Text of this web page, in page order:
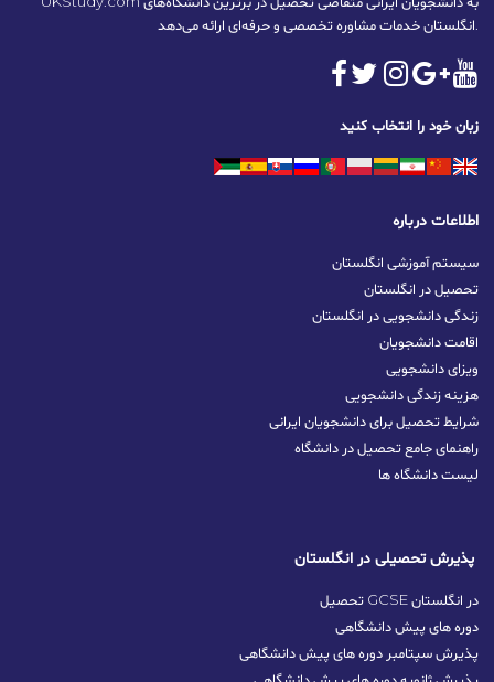
انگلستان خدمات مشاوره تخصصی و حرفه‌ای ارائه می‌دهد.
زبان خود را انتخاب کنید
اطلاعات درباره
سیستم آموزشی انگلستان
تحصیل در انگلستان
زندگی دانشجویی در انگلستان
اقامت دانشجویان
ویزای دانشجویی
هزینه زندگی دانشجویی
شرایط تحصیل برای دانشجویان ایرانی
راهنمای جامع تحصیل در دانشگاه
لیست دانشگاه ها
پذیرش تحصیلی در انگلستان
تحصیل GCSE در انگلستان
دوره های پیش دانشگاهی
پذیرش سپتامبر دوره های پیش دانشگاهی